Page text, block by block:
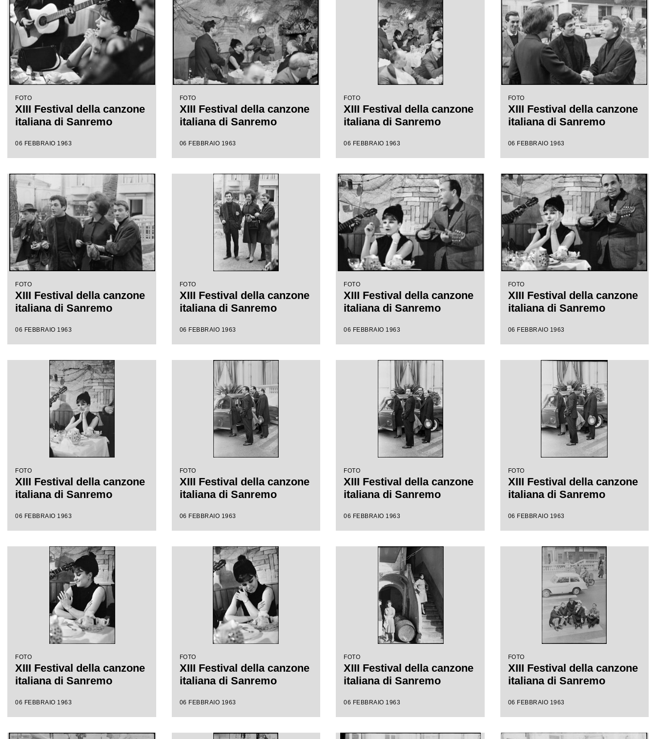
FOTO
XIII Festival della canzone
italiana di Sanremo
06 FEBBRAIO 1963
FOTO
XIII Festival della canzone
italiana di Sanremo
06 FEBBRAIO 1963
FOTO
XIII Festival della canzone
italiana di Sanremo
06 FEBBRAIO 1963
FOTO
XIII Festival della canzone
italiana di Sanremo
06 FEBBRAIO 1963
FOTO
XIII Festival della canzone
italiana di Sanremo
06 FEBBRAIO 1963
FOTO
XIII Festival della canzone
italiana di Sanremo
06 FEBBRAIO 1963
FOTO
XIII Festival della canzone
italiana di Sanremo
06 FEBBRAIO 1963
FOTO
XIII Festival della canzone
italiana di Sanremo
06 FEBBRAIO 1963
FOTO
XIII Festival della canzone
italiana di Sanremo
06 FEBBRAIO 1963
FOTO
XIII Festival della canzone
italiana di Sanremo
06 FEBBRAIO 1963
FOTO
XIII Festival della canzone
italiana di Sanremo
06 FEBBRAIO 1963
FOTO
XIII Festival della canzone
italiana di Sanremo
06 FEBBRAIO 1963
FOTO
XIII Festival della canzone
italiana di Sanremo
06 FEBBRAIO 1963
FOTO
XIII Festival della canzone
italiana di Sanremo
06 FEBBRAIO 1963
FOTO
XIII Festival della canzone
italiana di Sanremo
06 FEBBRAIO 1963
FOTO
XIII Festival della canzone
italiana di Sanremo
06 FEBBRAIO 1963